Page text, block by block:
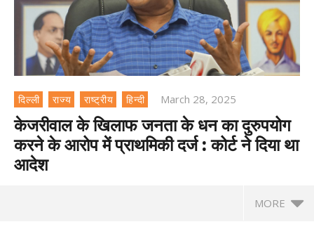
दिल्ली राज्य राष्ट्रीय हिन्दी March 28, 2025
केजरीवाल के खिलाफ जनता के धन का दुरुपयोग
करने के आरोप में प्राथमिकी दर्ज : कोर्ट ने दिया था
आदेश
MORE